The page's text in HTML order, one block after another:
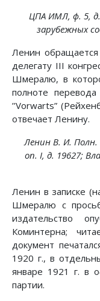
ЦПА ИМЛ, ф. 5,
зарубежных
Ленин
делегату III
Шмералю, в
полноте
’’Vorwarts”
отвечает Ленину.
Ленин В. И.
on. I, д. 19627;
Ленин в записке
Шмералю с
издательство
Коминтерна;
документ
1920 г., в
январе 1921 г. в
партии.